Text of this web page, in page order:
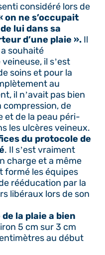
considéré lors de
on ne s’occupait
lui dans sa
d’une plaie ». Il
souhaité
il s’est
soins et pour la
au
il n’avait pas bien
compression, de
et de la peau péri-
les ulcères veineux.
du protocole de
. Il s’est vraiment
charge et a même
formé les équipes
rééducation par la
libéraux lors de son
la plaie a bien
5 cm sur 3 cm
au début